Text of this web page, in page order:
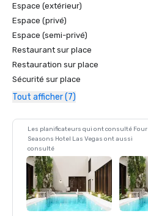
Espace (extérieur)
Espace (privé)
Espace (semi-privé)
Restaurant sur place
Restauration sur place
Sécurité sur place
Tout afficher (7)
Les planificateurs qui ont consulté Four
Seasons Hotel Las Vegas ont aussi
consulté